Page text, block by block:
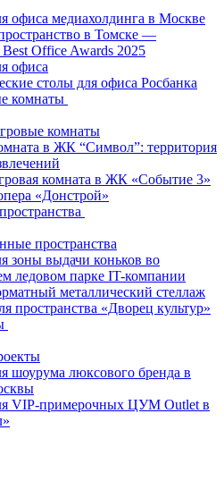
офиса медиахолдинга в Москве
в Томске —
Office Awards 2025
офиса
столы для офиса Росбанка
комнаты
комнаты
в ЖК “Символ”: территория
комната в ЖК «Событие 3»
«Донстрой»
пространства
зоны выдачи коньков во
ледовом парке IT-компании
металлический стеллаж
пространства «Дворец культур»
шоурума люксового бренда в
VIP-примерочных ЦУМ Outlet в